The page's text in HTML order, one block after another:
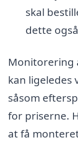
skal
dette
Monitorering
kan
såsom
for priserne.
at få